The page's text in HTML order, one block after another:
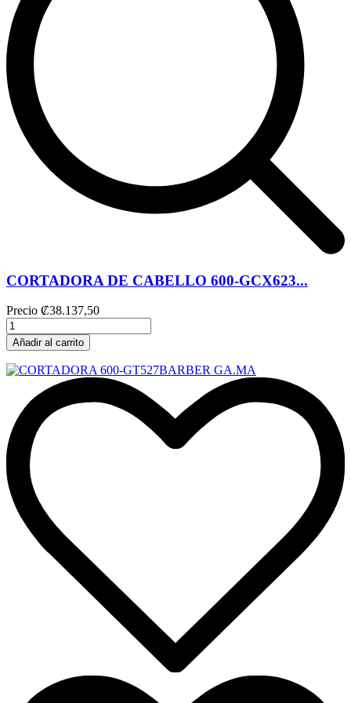
CORTADORA DE CABELLO 600-GCX623...
Precio ₡38.137,50
Añadir al carrito